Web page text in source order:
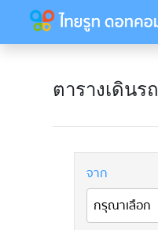
ตารางเดินรถ